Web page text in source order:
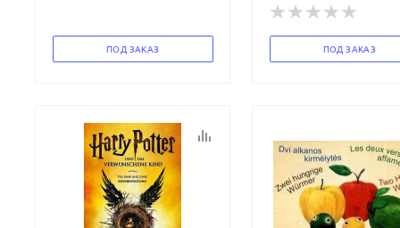
ПОД ЗАКАЗ ПОД ЗАКАЗ